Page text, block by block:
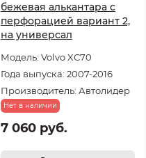
бежевая алькантара с
перфорацией вариант 2,
на универсал
Модель: Volvo XC70
Года выпуска: 2007-2016
Производитель: Автолидер
Нет в наличии
7 060 руб.